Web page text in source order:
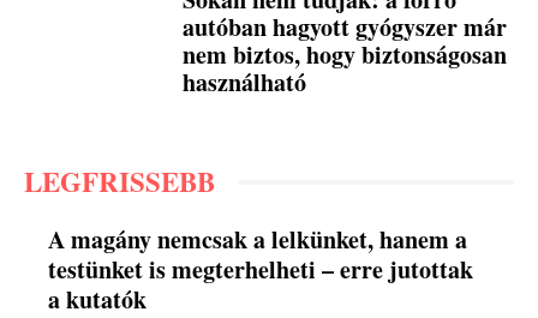
autóban hagyott gyógyszer már
nem biztos, hogy biztonságosan
használható
LEGFRISSEBB
A magány nemcsak a lelkünket, hanem a
testünket is megterhelheti – erre jutottak
a kutatók